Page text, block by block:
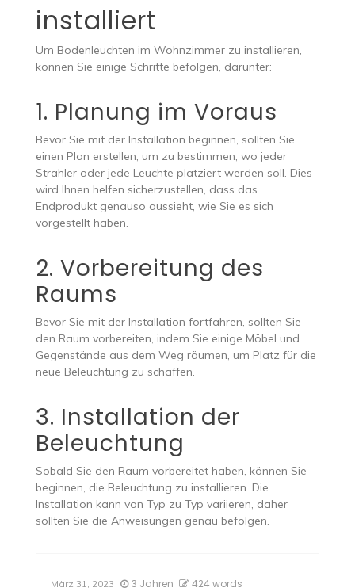
installiert
Um Bodenleuchten im Wohnzimmer zu installieren,
können Sie einige Schritte befolgen, darunter:
1. Planung im Voraus
Bevor Sie mit der Installation beginnen, sollten Sie
einen Plan erstellen, um zu bestimmen, wo jeder
Strahler oder jede Leuchte platziert werden soll. Dies
wird Ihnen helfen sicherzustellen, dass das
Endprodukt genauso aussieht, wie Sie es sich
vorgestellt haben.
2. Vorbereitung des
Raums
Bevor Sie mit der Installation fortfahren, sollten Sie
den Raum vorbereiten, indem Sie einige Möbel und
Gegenstände aus dem Weg räumen, um Platz für die
neue Beleuchtung zu schaffen.
3. Installation der
Beleuchtung
Sobald Sie den Raum vorbereitet haben, können Sie
beginnen, die Beleuchtung zu installieren. Die
Installation kann von Typ zu Typ variieren, daher
sollten Sie die Anweisungen genau befolgen.
März 31, 2023 3 Jahren 424 words